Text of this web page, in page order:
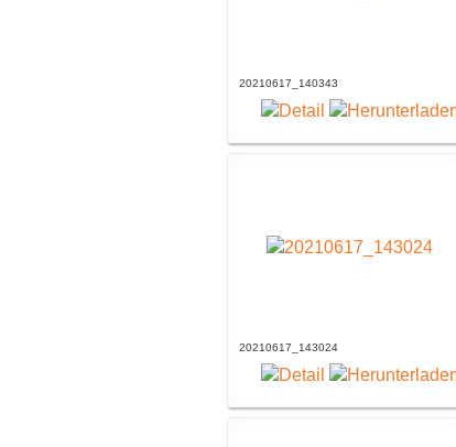
20210617_140343
20210617_143024